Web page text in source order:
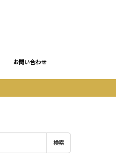
お問い合わせ
検索